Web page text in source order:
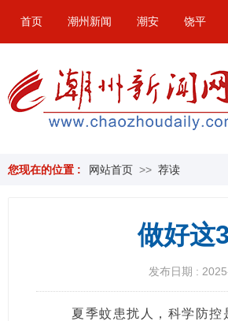
首页 潮州新闻 潮安 饶平
您现在的位置 : 网站首页 >> 荐读
做好这
发布日期 :
夏季蚊患扰人，科学防控